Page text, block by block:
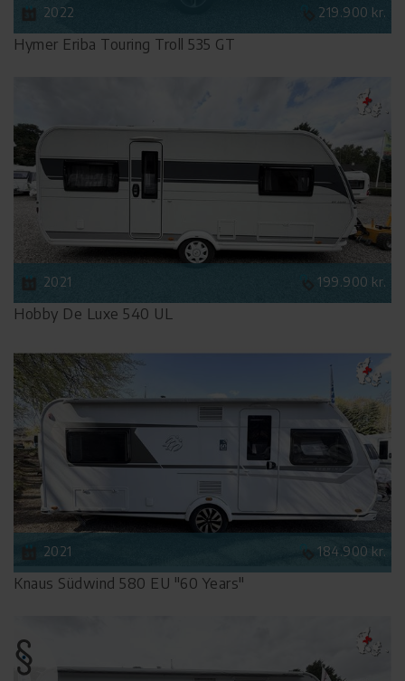
2022 219.900 kr.
Hymer Eriba Touring Troll 535 GT
2021 199.900 kr.
Hobby De Luxe 540 UL
2021 184.900 kr.
Knaus Südwind 580 EU "60 Years"